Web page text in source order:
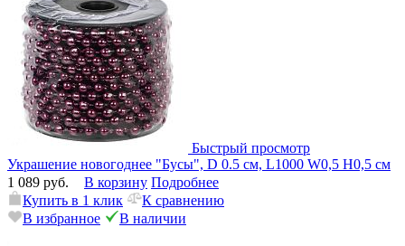
Быстрый просмотр
Украшение новогоднее "Бусы", D 0.5 см, L1000 W0,5 H0,5 см
1 089 руб.
В корзину Подробнее
Купить в 1 клик
К сравнению
В избранное
В наличии